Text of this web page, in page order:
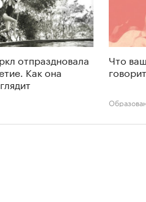
отпраздновала
Как она
Что